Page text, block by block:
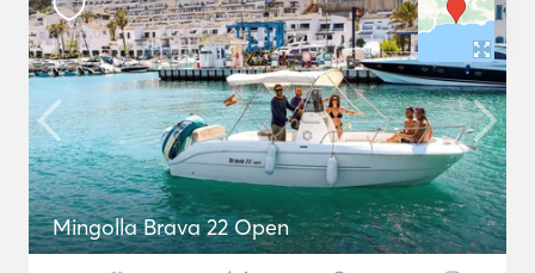
Mingolla Brava 22 Open